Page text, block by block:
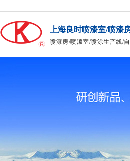
上海良时喷漆室/喷漆
喷漆房/喷漆室/喷涂生产线/